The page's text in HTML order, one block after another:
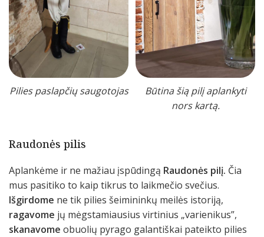
Pilies paslapčių saugotojas
Būtina šią pilį aplankyti
nors kartą.
Raudonės pilis
Aplankėme ir ne mažiau įspūdingą Raudonės pilį. Čia
mus pasitiko to kaip tikrus to laikmečio svečius.
Išgirdome ne tik pilies šeimininkų meilės istoriją,
ragavome jų mėgstamiausius virtinius „varienikus”,
skanavome obuolių pyrago galantiškai pateikto pilies